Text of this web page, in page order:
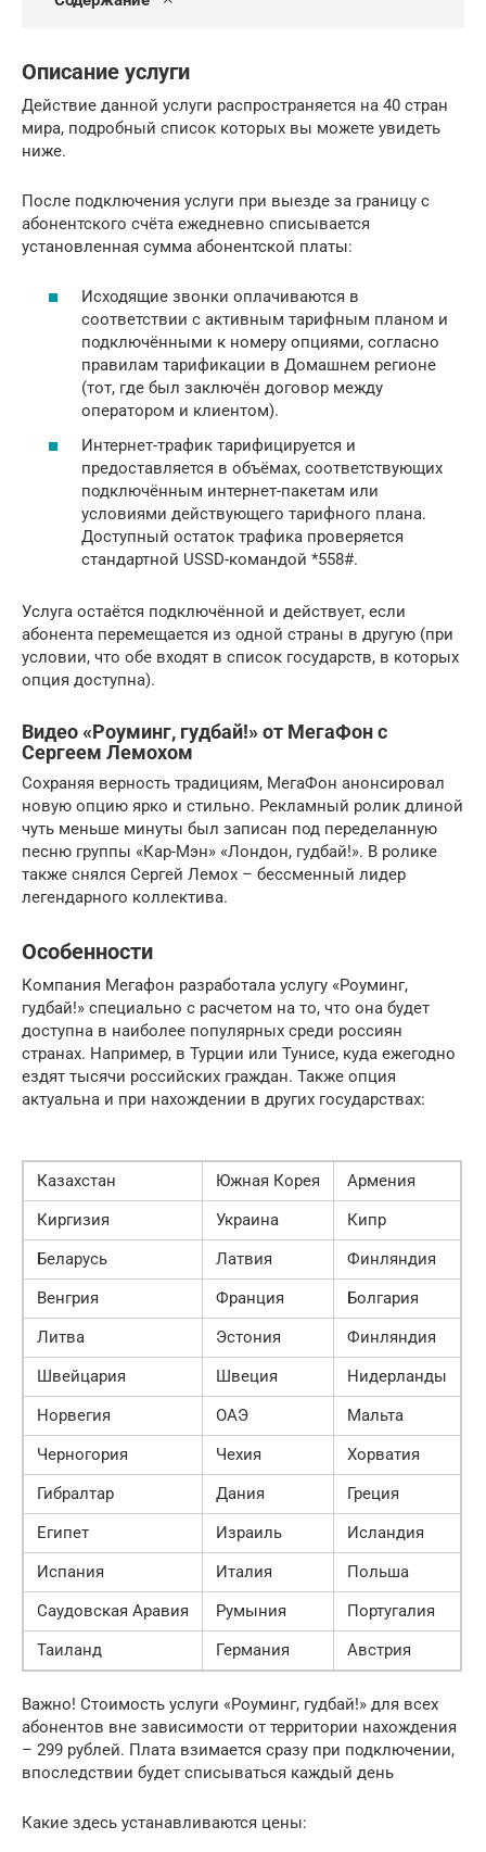
Описание услуги
Действие данной услуги распространяется на 40 стран
мира, подробный список которых вы можете увидеть
ниже.
После подключения услуги при выезде за границу с
абонентского счёта ежедневно списывается
установленная сумма абонентской платы:
Исходящие звонки оплачиваются в
соответствии с активным тарифным планом и
подключёнными к номеру опциями, согласно
правилам тарификации в Домашнем регионе
(тот, где был заключён договор между
оператором и клиентом).
Интернет-трафик тарифицируется и
предоставляется в объёмах, соответствующих
подключённым интернет-пакетам или
условиями действующего тарифного плана.
Доступный остаток трафика проверяется
стандартной USSD-командой *558#.
Услуга остаётся подключённой и действует, если
абонента перемещается из одной страны в другую (при
условии, что обе входят в список государств, в которых
опция доступна).
Видео «Роуминг, гудбай!» от МегаФон с
Сергеем Лемохом
Сохраняя верность традициям, МегаФон анонсировал
новую опцию ярко и стильно. Рекламный ролик длиной
чуть меньше минуты был записан под переделанную
песню группы «Кар-Мэн» «Лондон, гудбай!». В ролике
также снялся Сергей Лемох – бессменный лидер
легендарного коллектива.
Особенности
Компания Мегафон разработала услугу «Роуминг,
гудбай!» специально с расчетом на то, что она будет
доступна в наиболее популярных среди россиян
странах. Например, в Турции или Тунисе, куда ежегодно
ездят тысячи российских граждан. Также опция
актуальна и при нахождении в других государствах:
Казахстан Южная Корея
Армения
Киргизия
Украина
Кипр
Беларусь
Латвия
Финляндия
Венгрия
Франция
Болгария
Литва
Эстония
Финляндия
Швейцария
Швеция
Нидерланды
Норвегия
ОАЭ
Мальта
Черногория
Чехия
Хорватия
Гибралтар
Дания
Греция
Египет
Израиль
Исландия
Испания
Италия
Польша
Саудовская Аравия
Румыния
Португалия
Таиланд
Германия Австрия
Важно! Стоимость услуги «Роуминг, гудбай!» для всех
абонентов вне зависимости от территории нахождения
– 299 рублей. Плата взимается сразу при подключении,
впоследствии будет списываться каждый день
Какие здесь устанавливаются цены: